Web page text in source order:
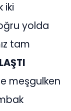
iki
yolda
tam
meşgulken